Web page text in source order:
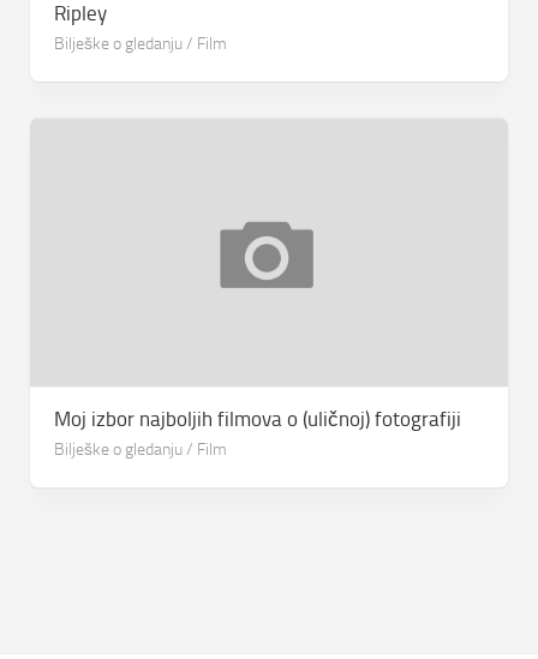
Ripley
Bilješke o gledanju/ Film
Moj izbor najboljih filmova o (uličnoj) fotografiji
Bilješke o gledanju/ Film